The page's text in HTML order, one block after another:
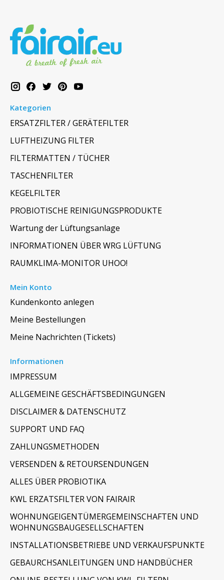
Kategorien
ERSATZFILTER / GERÄTEFILTER
LUFTHEIZUNG FILTER
FILTERMATTEN / TÜCHER
TASCHENFILTER
KEGELFILTER
PROBIOTISCHE REINIGUNGSPRODUKTE
Wartung der Lüftungsanlage
INFORMATIONEN ÜBER WRG LÜFTUNG
RAUMKLIMA-MONITOR UHOO!
Mein Konto
Kundenkonto anlegen
Meine Bestellungen
Meine Nachrichten (Tickets)
Informationen
IMPRESSUM
ALLGEMEINE GESCHÄFTSBEDINGUNGEN
DISCLAIMER & DATENSCHUTZ
SUPPORT UND FAQ
ZAHLUNGSMETHODEN
VERSENDEN & RETOURSENDUNGEN
ALLES ÜBER PROBIOTIKA
KWL ERZATSFILTER VON FAIRAIR
WOHNUNGEIGENTÜMERGEMEINSCHAFTEN UND
WOHNUNGSBAUGESELLSCHAFTEN
INSTALLATIONSBETRIEBE UND VERKAUFSPUNKTE
GEBAURCHSANLEITUNGEN UND HANDBÜCHER